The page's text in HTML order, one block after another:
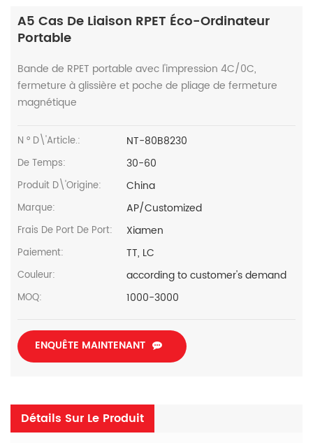
A5 Cas De Liaison RPET Éco-Ordinateur
Portable
Bande de RPET portable avec l'impression 4C/0C,
fermeture à glissière et poche de pliage de fermeture
magnétique
N ° D\'article.: NT-80B8230
De Temps: 30-60
Produit D\'Origine: China
Marque: AP/Customized
Frais De Port De Port: Xiamen
Paiement: TT, LC
Couleur: according to customer's demand
MOQ: 1000-3000
ENQUÊTE MAINTENANT
Détails Sur Le Produit